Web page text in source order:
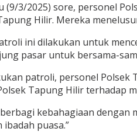
(9/3/2025) sore, personel
Hilir. Mereka
ini dilakukan untuk
pasar untuk bersama-
patroli, personel Polsek
Tapung Hilir terhadap
kebahagiaan dengan
puasa.”